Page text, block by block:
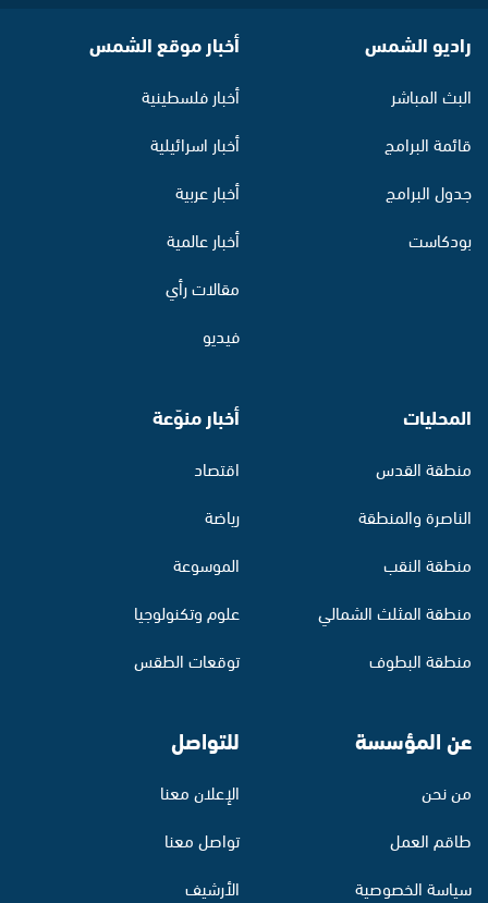
راديو الشمس
البث المباشر
قائمة البرامج
جدول البرامج
بودكاست
أخبار موقع الشمس
أخبار فلسطينية
أخبار اسرائيلية
أخبار عربية
أخبار عالمية
مقالات رأي
فيديو
المحليات
منطقة القدس
الناصرة والمنطقة
منطقة النقب
منطقة المثلث الشمالي
منطقة البطوف
أخبار منوّعة
اقتصاد
رياضة
الموسوعة
علوم وتكنولوجيا
توقعات الطقس
عن المؤسسة
من نحن
طاقم العمل
سياسة الخصوصية
للتواصل
الإعلان معنا
تواصل معنا
الأرشيف